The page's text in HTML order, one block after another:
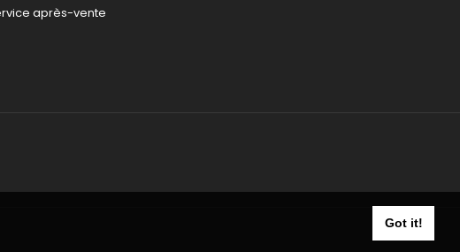
Got it!
après-vente